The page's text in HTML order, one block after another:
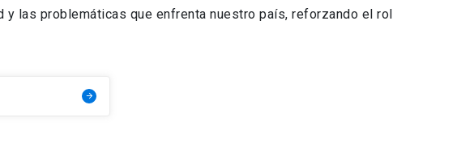
las problemáticas que enfrenta nuestro país, reforzando el rol
arrow_forward